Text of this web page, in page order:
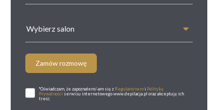
Wybierz salon
Zamów rozmowę
*Oświadczam, że zapoznałem/-am się z Regulaminemi Polityką
Prywatności serwisu internetowego www.depilacja.pl oraz akceptuję ich
treść.